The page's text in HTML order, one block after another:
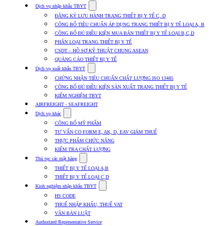
Dịch vụ nhập khẩu TBYT
submenu
for
Dịch
vụ
nhập
khẩu
TBYT
ĐĂNG KÝ LƯU HÀNH TRANG THIẾT BỊ Y TẾ C, D
CÔNG BỐ TIÊU CHUẨN ÁP DỤNG TRANG THIẾT BỊ Y TẾ LOẠI A, B
CÔNG BỐ ĐỦ ĐIỀU KIỆN MUA BÁN THIẾT BỊ Y TẾ LOẠI B,C,D
PHÂN LOẠI TRANG THIẾT BỊ Y TẾ
CSDT – HỒ SƠ KỸ THUẬT CHUNG ASEAN
QUẢNG CÁO THIẾT BỊ Y TẾ
Dịch vụ xuất khẩu TBYT
submenu
for
Dịch
vụ
xuất
TBYT
CHỨNG NHẬN TIÊU CHUẨN CHẤT LƯỢNG ISO 13485
CÔNG BỐ ĐỦ ĐIỀU KIỆN SẢN XUẤT TRANG THIẾT BỊ Y TẾ
KIỂM NGHIỆM TBYT
AIRFREIGHT - SEAFREIGHT
Dịch vụ khác
submenu
for
Dịch
vụ
khác
CÔNG BỐ MỸ PHẨM
TƯ VẤN CO FORM E, AK, D, EAV GIẢM THUẾ
THỰC PHẨM CHỨC NĂNG
KIỂM TRA CHẤT LƯỢNG
Thủ tục các mặt hàng
submenu
for
Thủ
tục
mặt
hàng
THIẾT BỊ Y TẾ LOẠI A,B
THIẾT BỊ Y TẾ LOẠI C,D
Kinh nghiệm nhập khẩu TBYT
submenu
Kinh
HS CODE
THUẾ NHẬP KHẨU, THUẾ VAT
VĂN BẢN LUẬT
Authorized Representative Service